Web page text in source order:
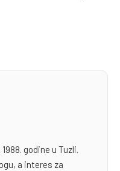
godine u Tuzli.
a interes za